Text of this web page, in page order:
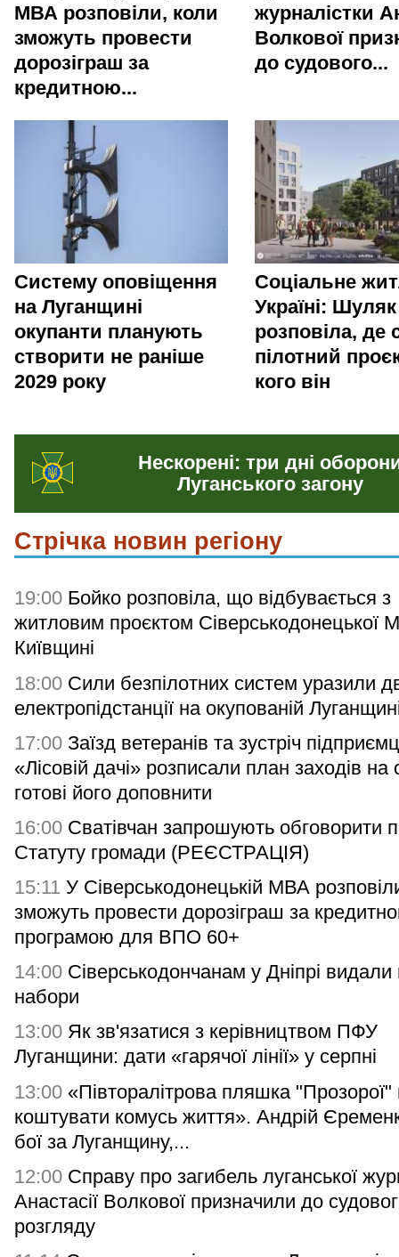
МВА розповіли, коли
зможуть провести
дорозіграш за
кредитною...
журналістки
Волкової
до судового...
Систему оповіщення
на Луганщині
окупанти планують
створити не раніше
2029 року
Соціальне
Україні: Шуляк
розповіла, де
пілотний
кого він
Нескорені: три дні
Луганського загону
Стрічка новин регіону
19:00 Бойко розповіла, що відбувається з
житловим проєктом Сіверськодонецької
Київщині
18:00 Сили безпілотних систем уразили
електропідстанції на окупованій
17:00 Заїзд ветеранів та зустріч
«Лісовій дачі» розписали план заходів на
готові його доповнити
16:00 Сватівчан запрошують обговорити
Статуту громади (РЕЄСТРАЦІЯ)
15:11 У Сіверськодонецькій МВА
зможуть провести дорозіграш за
програмою для ВПО 60+
14:00 Сіверськодончанам у Дніпрі видали
набори
13:00 Як зв'язатися з керівництвом ПФУ
Луганщини: дати «гарячої лінії» у серпні
13:00 «Півторалітрова пляшка
коштувати комусь життя». Андрій
бої за Луганщину,...
12:00 Справу про загибель луганської
Анастасії Волкової призначили до
розгляду